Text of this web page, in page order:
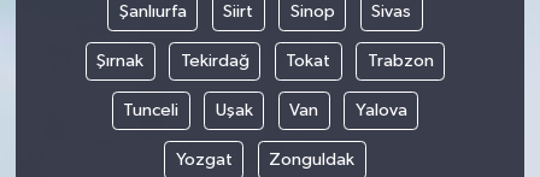
Şanlıurfa Siirt Sinop Sivas
Şırnak Tekirdağ Tokat Trabzon
Tunceli Uşak Van Yalova
Yozgat Zonguldak